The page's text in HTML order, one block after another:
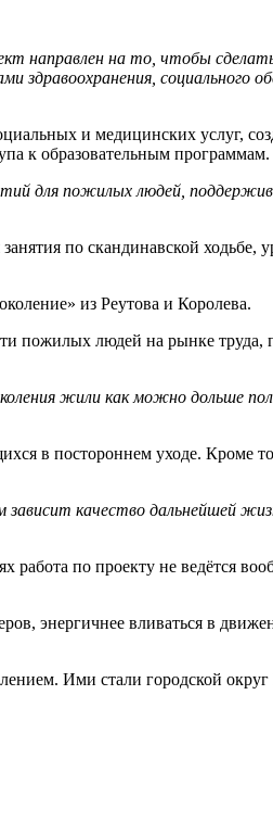
направлен на то, чтобы
здравоохранения, социального
и медицинских услуг,
к образовательным программам.
для пожилых людей,
по скандинавской ходьбе,
из Реутова и Королева.
пожилых людей на рынке труда,
жили как можно дольше
в постороннем уходе. Кроме
качество дальнейшей
по проекту не ведётся
энергичнее вливаться в
Ими стали городской